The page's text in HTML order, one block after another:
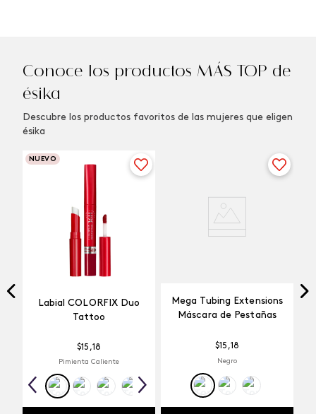
Conoce los productos MÁS TOP de
ésika
Descubre los productos favoritos de las mujeres que eligen
ésika
NUEVO
Labial COLORFIX Duo
Tattoo
$15 ,18
Pimienta Caliente
Mega Tubing Extensions
Máscara de Pestañas
$15 ,18
Negro